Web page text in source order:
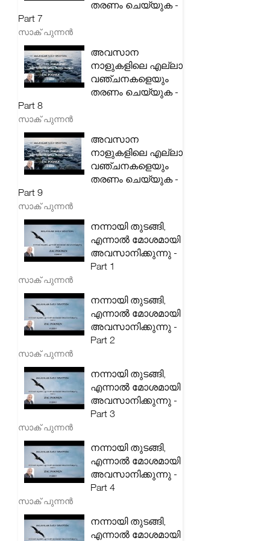
തരണം ചെയ്യുക -
Part 7
സാക് പുന്നൻ
അവസാന
നാളുകളിലെ എല്ലാ
വഞ്ചനകളെയും
തരണം ചെയ്യുക -
Part 8
സാക് പുന്നൻ
അവസാന
നാളുകളിലെ എല്ലാ
വഞ്ചനകളെയും
തരണം ചെയ്യുക -
Part 9
സാക് പുന്നൻ
നന്നായി തുടങ്ങി,
എന്നാൽ മോശമായി
അവസാനിക്കുന്നു -
Part 1
സാക് പുന്നൻ
നന്നായി തുടങ്ങി,
എന്നാൽ മോശമായി
അവസാനിക്കുന്നു -
Part 2
സാക് പുന്നൻ
നന്നായി തുടങ്ങി,
എന്നാൽ മോശമായി
അവസാനിക്കുന്നു -
Part 3
സാക് പുന്നൻ
നന്നായി തുടങ്ങി,
എന്നാൽ മോശമായി
അവസാനിക്കുന്നു -
Part 4
സാക് പുന്നൻ
നന്നായി തുടങ്ങി,
എന്നാൽ മോശമായി